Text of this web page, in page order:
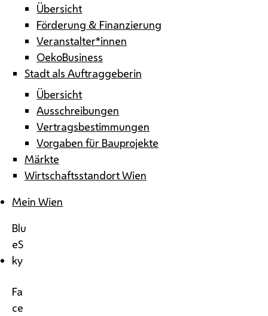
Übersicht
Förderung & Finanzierung
Veranstalter*innen
OekoBusiness
Stadt als Auftraggeberin
Übersicht
Ausschreibungen
Vertragsbestimmungen
Vorgaben für Bauprojekte
Märkte
Wirtschaftsstandort Wien
Mein Wien
Blu
eS
ky
Fa
ce